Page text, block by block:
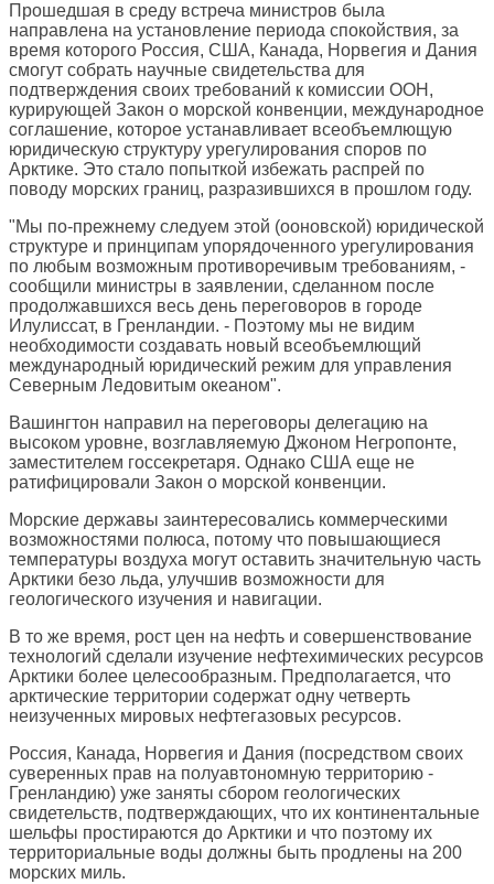
Прошедшая в среду встреча министров была
направлена на установление периода спокойствия, за
время которого Россия, США, Канада, Норвегия и Дания
смогут собрать научные свидетельства для
подтверждения своих требований к комиссии ООН,
курирующей Закон о морской конвенции, международное
соглашение, которое устанавливает всеобъемлющую
юридическую структуру урегулирования споров по
Арктике. Это стало попыткой избежать распрей по
поводу морских границ, разразившихся в прошлом году.
"Мы по-прежнему следуем этой (ооновской) юридической
структуре и принципам упорядоченного урегулирования
по любым возможным противоречивым требованиям, -
сообщили министры в заявлении, сделанном после
продолжавшихся весь день переговоров в городе
Илулиссат, в Гренландии. - Поэтому мы не видим
необходимости создавать новый всеобъемлющий
международный юридический режим для управления
Северным Ледовитым океаном".
Вашингтон направил на переговоры делегацию на
высоком уровне, возглавляемую Джоном Негропонте,
заместителем госсекретаря. Однако США еще не
ратифицировали Закон о морской конвенции.
Морские державы заинтересовались коммерческими
возможностями полюса, потому что повышающиеся
температуры воздуха могут оставить значительную часть
Арктики безо льда, улучшив возможности для
геологического изучения и навигации.
В то же время, рост цен на нефть и совершенствование
технологий сделали изучение нефтехимических ресурсов
Арктики более целесообразным. Предполагается, что
арктические территории содержат одну четверть
неизученных мировых нефтегазовых ресурсов.
Россия, Канада, Норвегия и Дания (посредством своих
суверенных прав на полуавтономную территорию -
Гренландию) уже заняты сбором геологических
свидетельств, подтверждающих, что их континентальные
шельфы простираются до Арктики и что поэтому их
территориальные воды должны быть продлены на 200
морских миль.